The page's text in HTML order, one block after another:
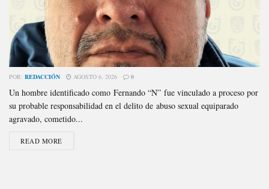
POR: REDACCIÓN AGOSTO 6, 2026 0
Un hombre identificado como Fernando “N” fue vinculado a proceso por
su probable responsabilidad en el delito de abuso sexual equiparado
agravado, cometido...
READ MORE